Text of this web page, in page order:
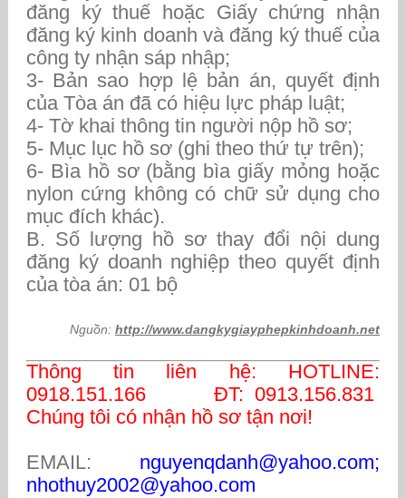
đăng ký thuế hoặc Giấy chứng nhận
đăng ký kinh doanh và đăng ký thuế của
công ty nhận sáp nhập;
3- Bản sao hợp lệ bản án, quyết định
của Tòa án đã có hiệu lực pháp luật;
4- Tờ khai thông tin người nộp hồ sơ;
5- Mục lục hồ sơ (ghi theo thứ tự trên);
6- Bìa hồ sơ (bằng bìa giấy mỏng hoặc
nylon cứng không có chữ sử dụng cho
mục đích khác).
B. Số lượng hồ sơ thay đổi nội dung
đăng ký doanh nghiệp theo quyết định
của tòa án: 01 bộ
Nguồn:http://www.dangkygiayphepkinhdoanh.net
Thông tin liên hệ: HOTLINE:
0918.151.166 ĐT: 0913.156.831
Chúng tôi có nhận hồ sơ tận nơi!
EMAIL: nguyenqdanh@yahoo.com;
nhothuy2002@yahoo.com